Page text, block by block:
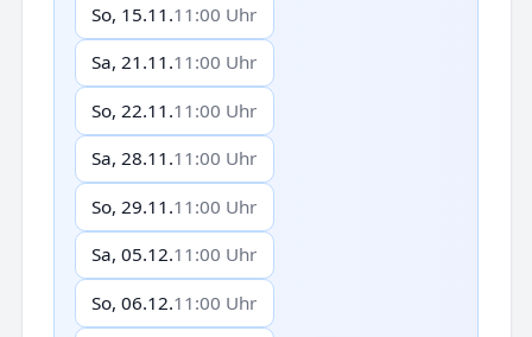
So, 15.11.11:00 Uhr
Sa, 21.11.11:00 Uhr
So, 22.11.11:00 Uhr
Sa, 28.11.11:00 Uhr
So, 29.11.11:00 Uhr
Sa, 05.12.11:00 Uhr
So, 06.12.11:00 Uhr